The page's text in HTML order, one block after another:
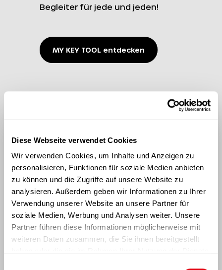
Diese Webseite verwendet Cookies
Wir verwenden Cookies, um Inhalte und Anzeigen zu
personalisieren, Funktionen für soziale Medien anbieten
zu können und die Zugriffe auf unsere Website zu
analysieren. Außerdem geben wir Informationen zu Ihrer
Verwendung unserer Website an unsere Partner für
soziale Medien, Werbung und Analysen weiter. Unsere
Partner führen diese Informationen möglicherweise mit
weiteren Daten zusammen, die Sie ihnen bereitgestellt
Begleiter für jede und jeden!
MY KEY TOOL entdecken
Unser Angebot: